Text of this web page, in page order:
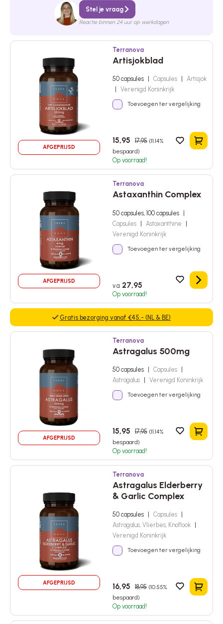
Stel je vraag
Reactie binnen 24 uur op werkdagen
AFGEPRIJSD
Terranova
Artisjokblad
50 capsules Capsules
Artisjok
Verenigd Koninkrijk
Toevoegen ter vergelijking
15,95 17,95 (11.14%
bespaard)
Op voorraad!
In het
AFGEPRIJSD
Terranova
Astaxanthin Complex
50 capsules, 100 capsules |
Capsules | Astaxanthine
|
Verenigd Koninkrijk
Toevoegen ter vergelijking
v.a. 27,95
Op voorraad!
Details
Gratis bezorging vanaf €45,- (NL & BE)
AFGEPRIJSD
Terranova
Astragalus 500mg
50 capsules Capsules
Astragalus
Verenigd Koninkrijk
Toevoegen ter vergelijking
15,95 17,95 (11.14%
bespaard)
Op voorraad!
In het
AFGEPRIJSD
Terranova
Astragalus Elderberry
& Garlic Complex
50 capsules Capsules
Astragalus, Vlierbes, Knoflook
Verenigd Koninkrijk
Toevoegen ter vergelijking
16,95 18,95 (10.55%
bespaard)
Op voorraad!
In het